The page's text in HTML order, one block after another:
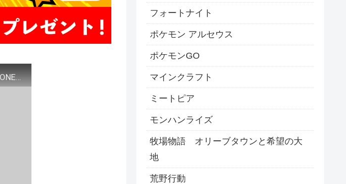
牧場物語 オリーブタウンと希望の大地 実機プレイ STORY OF SEASONS PIONEERS OF OLIVE TOWN NEW GAMEPLAY ニンテンドースイッチ
フォートナイト
ポケモン アルセウス
ポケモンGO
マインクラフト
ミートピア
モンハンライズ
牧場物語 オリーブタウンと希望の大
地
荒野行動